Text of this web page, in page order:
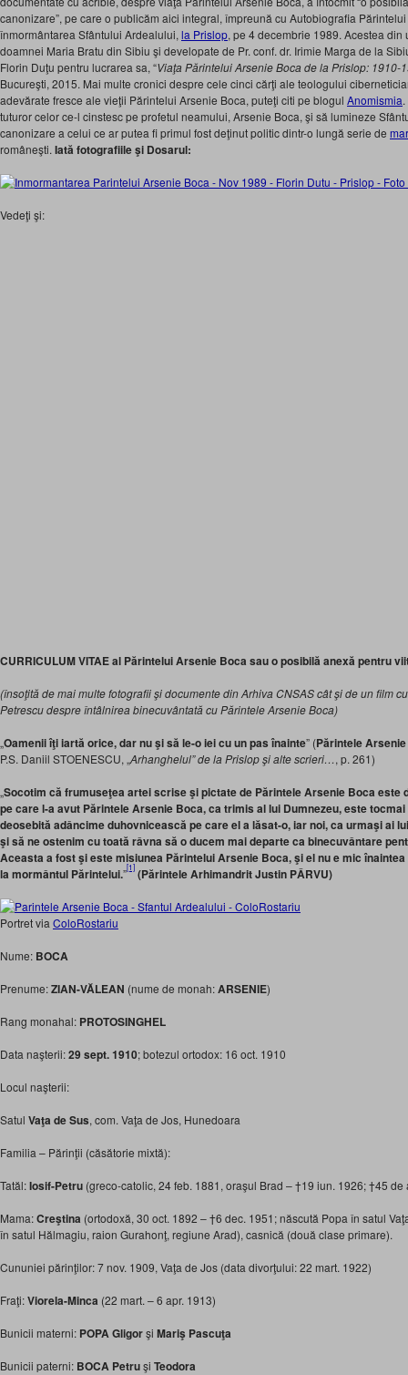
canonizare”, pe care o publicăm aici integral, împreună cu Autobiografia
înmormântarea Sfântului Ardealului, la Prislop, pe 4 decembrie 1989. Acestea
doamnei Maria Bratu din Sibiu şi developate de Pr. conf. dr. Irimie Marga de la
Florin Duţu pentru lucrarea sa, “Viaţa Părintelui Arsenie Boca de la Prislop: 1910-
Bucureşti, 2015. Mai multe cronici despre cele cinci cărţi ale teologului
adevărate fresce ale vieţii Părintelui Arsenie Boca, puteţi citi pe blogul Anomismia
tuturor celor ce-l cinstesc pe profetul neamului, Arsenie Boca, şi să lumineze
canonizare a celui ce ar putea fi primul fost deţinut politic dintr-o lungă serie de
româneşti. Iată fotografiile şi Dosarul:
Vedeţi şi:
CURRICULUM VITAE al Părintelui Arsenie Boca sau o posibilă anexă pentru
(însoţită de mai multe fotografii şi documente din Arhiva CNSAS cât şi de un film
Petrescu despre întâlnirea binecuvântată cu Părintele Arsenie Boca)
„Oamenii îţi iartă orice, dar nu şi să le-o iei cu un pas înainte” (Părintele
P.S. Daniil STOENESCU, „Arhanghelul” de la Prislop şi alte scrieri…, p. 261)
„Socotim că frumuseţea artei scrise şi pictate de Părintele Arsenie Boca
pe care l-a avut Părintele Arsenie Boca, ca trimis al lui Dumnezeu, este
deosebită adâncime duhovnicească pe care el a lăsat-o, iar noi, ca urmaşi ai
şi să ne ostenim cu toată râvna să o ducem mai departe ca binecuvântare
Aceasta a fost şi este misiunea Părintelui Arsenie Boca, şi el nu e mic
la mormântul Părintelui.”[1] (Părintele Arhimandrit Justin PÂRVU)
Portret via ColoRostariu
Nume: BOCA
Prenume:ZIAN-VĂLEAN (nume de monah:ARSENIE)
Rang monahal: PROTOSINGHEL
Data naşterii:29 sept. 1910; botezul ortodox: 16 oct. 1910
Locul naşterii:
Satul Vaţa de Sus, com. Vaţa de Jos, Hunedoara
Familia – Părinţii (căsătorie mixtă):
Tatăl:Iosif-Petru (greco-catolic, 24 feb. 1881, oraşul Brad – †19 iun. 1926; †45 de
Mama:Creştina (ortodoxă, 30 oct. 1892 – †6 dec. 1951; născută Popa în satul
în satul Hălmagiu, raion Gurahonţ, regiune Arad), casnică (două clase primare).
Cununiei părinţilor: 7 nov. 1909, Vaţa de Jos (data divorţului: 22 mart. 1922)
Fraţi:Viorela-Minca (22 mart. – 6 apr. 1913)
Bunicii materni: POPA Gligorşi Mariş Pascuţa
Bunicii paterni: BOCA Petruşi Teodora